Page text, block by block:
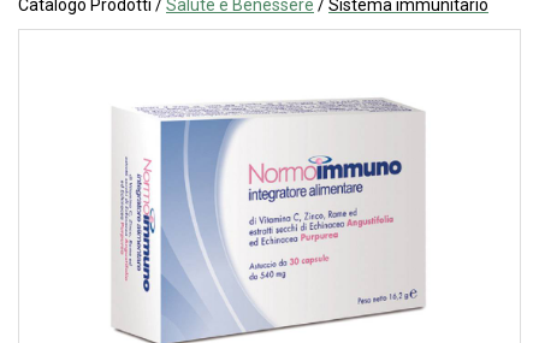
Catalogo Prodotti /Salute e Benessere /Sistema immunitario